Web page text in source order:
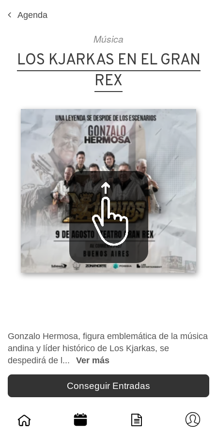
Agenda
Música
LOS KJARKAS EN EL GRAN
REX
Gonzalo Hermosa, figura emblemática de la música
andina y líder histórico de Los Kjarkas, se
despedirá de l...
Ver más
Conseguir Entradas